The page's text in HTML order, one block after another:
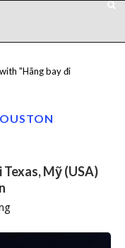
"Hãng bay đi
Mỹ (USA)